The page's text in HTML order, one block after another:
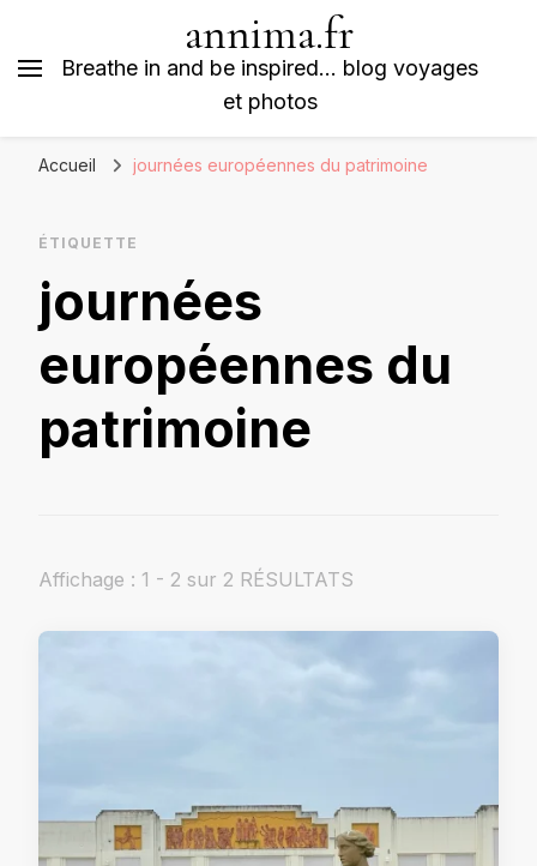
annima.fr
Breathe in and be inspired… blog voyages
et photos
Accueil journées européennes du patrimoine
ÉTIQUETTE
journées
européennes du
patrimoine
Affichage : 1 - 2 sur 2 RÉSULTATS